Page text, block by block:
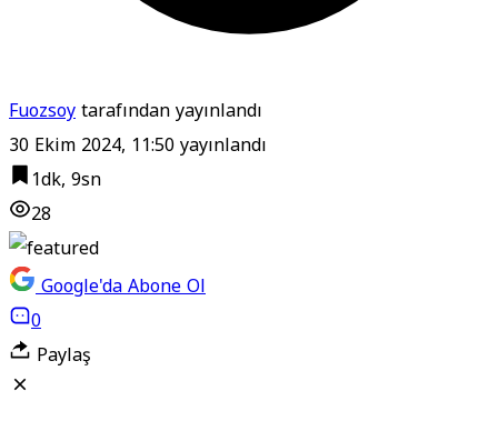
Fuozsoytarafından yayınlandı
30 Ekim 2024, 11:50yayınlandı
1dk, 9sn
28
Google'da Abone Ol
0
Paylaş